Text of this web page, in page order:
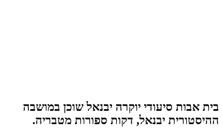
בית אבות סיעודי יוקרה יבנאל שוכן במושבה
ההיסטורית יבנאל, דקות ספורות מטבריה.